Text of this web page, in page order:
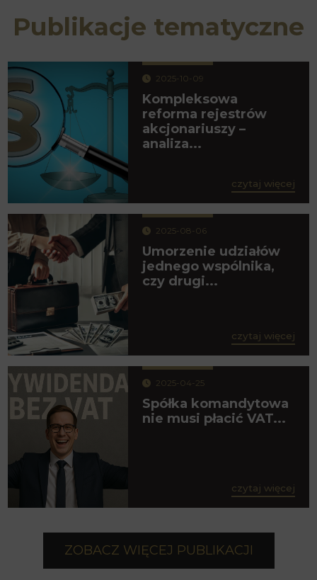
Publikacje tematyczne
2025-10-09
Kompleksowa
reforma rejestrów
akcjonariuszy –
analiza...
czytaj więcej
2025-08-06
Umorzenie udziałów
jednego wspólnika,
czy drugi...
czytaj więcej
2025-04-25
Spółka komandytowa
nie musi płacić VAT...
czytaj więcej
ZOBACZ WIĘCEJ PUBLIKACJI